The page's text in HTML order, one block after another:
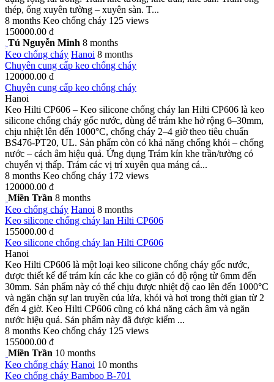
thép, ống xuyên tường – xuyên sàn. T...
8 months Keo chống cháy 125 views
150000.00 đ
Tú Nguyễn Minh 8 months
Keo chống cháy Hanoi 8 months
Chuyên cung cấp keo chống cháy
120000.00 đ
Chuyên cung cấp keo chống cháy
Hanoi
Keo Hilti CP606 – Keo silicone chống cháy lan Hilti CP606 là keo
silicone chống cháy gốc nước, dùng để trám khe hở rộng 6–30mm,
chịu nhiệt lên đến 1000°C, chống cháy 2–4 giờ theo tiêu chuẩn
BS476-PT20, UL. Sản phẩm còn có khả năng chống khói – chống
nước – cách âm hiệu quả. Ứng dụng Trám kín khe trần/tường có
chuyển vị thấp. Trám các vị trí xuyên qua máng cá...
8 months Keo chống cháy 172 views
120000.00 đ
Miền Trần 8 months
Keo chống cháy Hanoi 8 months
Keo silicone chống cháy lan Hilti CP606
155000.00 đ
Keo silicone chống cháy lan Hilti CP606
Hanoi
Keo Hilti CP606 là một loại keo silicone chống cháy gốc nước,
được thiết kế để trám kín các khe co giãn có độ rộng từ 6mm đến
30mm. Sản phẩm này có thể chịu được nhiệt độ cao lên đến 1000°C
và ngăn chặn sự lan truyền của lửa, khói và hơi trong thời gian từ 2
đến 4 giờ. Keo Hilti CP606 cũng có khả năng cách âm và ngăn
nước hiệu quả. Sản phẩm này đã được kiểm ...
8 months Keo chống cháy 125 views
155000.00 đ
Miền Trần 10 months
Keo chống cháy Hanoi 10 months
Keo chống cháy Bamboo B-701